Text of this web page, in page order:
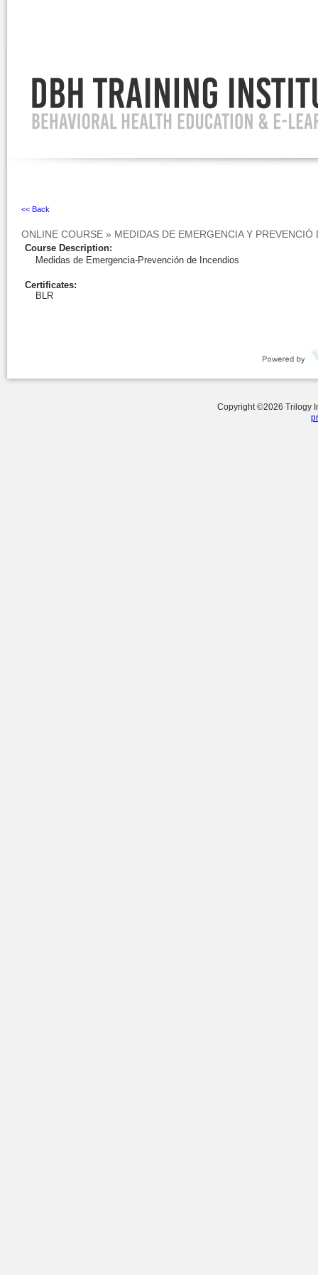
<< Back
ONLINE COURSE » MEDIDAS DE EMERGENCIA Y PREVENCIÓ
Course Description:
Medidas de Emergencia-Prevención de Incendios
Certificates:
BLR
Copyright ©2026 Trilogy